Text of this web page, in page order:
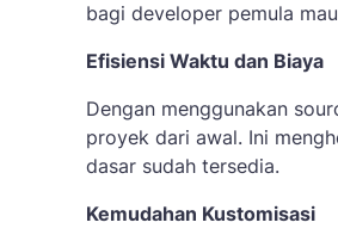
bagi developer pemula
Efisiensi Waktu dan Biaya
Dengan menggunakan
proyek dari awal. Ini
dasar sudah tersedia.
Kemudahan Kustomisasi